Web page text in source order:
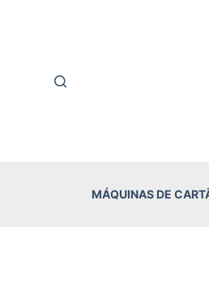
MÁQUINAS DE